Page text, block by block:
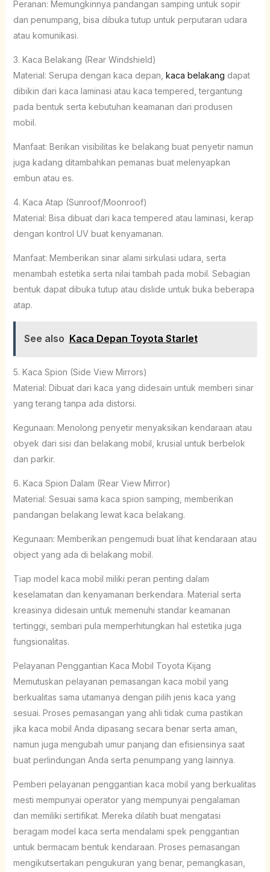
Peranan: Memungkinnya pandangan samping untuk sopir
dan penumpang, bisa dibuka tutup untuk perputaran udara
atau komunikasi.
3. Kaca Belakang (Rear Windshield)
Material: Serupa dengan kaca depan, kaca belakang dapat
dibikin dari kaca laminasi atau kaca tempered, tergantung
pada bentuk serta kebutuhan keamanan dari produsen
mobil.
Manfaat: Berikan visibilitas ke belakang buat penyetir namun
juga kadang ditambahkan pemanas buat melenyapkan
embun atau es.
4. Kaca Atap (Sunroof/Moonroof)
Material: Bisa dibuat dari kaca tempered atau laminasi, kerap
dengan kontrol UV buat kenyamanan.
Manfaat: Memberikan sinar alami sirkulasi udara, serta
menambah estetika serta nilai tambah pada mobil. Sebagian
bentuk dapat dibuka tutup atau dislide untuk buka beberapa
atap.
See also Kaca Depan Toyota Starlet
5. Kaca Spion (Side View Mirrors)
Material: Dibuat dari kaca yang didesain untuk memberi sinar
yang terang tanpa ada distorsi.
Kegunaan: Menolong penyetir menyaksikan kendaraan atau
obyek dari sisi dan belakang mobil, krusial untuk berbelok
dan parkir.
6. Kaca Spion Dalam (Rear View Mirror)
Material: Sesuai sama kaca spion samping, memberikan
pandangan belakang lewat kaca belakang.
Kegunaan: Memberikan pengemudi buat lihat kendaraan atau
object yang ada di belakang mobil.
Tiap model kaca mobil miliki peran penting dalam
keselamatan dan kenyamanan berkendara. Material serta
kreasinya didesain untuk memenuhi standar keamanan
tertinggi, sembari pula memperhitungkan hal estetika juga
fungsionalitas.
Pelayanan Penggantian Kaca Mobil Toyota Kijang
Memutuskan pelayanan pemasangan kaca mobil yang
berkualitas sama utamanya dengan pilih jenis kaca yang
sesuai. Proses pemasangan yang ahli tidak cuma pastikan
jika kaca mobil Anda dipasang secara benar serta aman,
namun juga mengubah umur panjang dan efisiensinya saat
buat perlindungan Anda serta penumpang yang lainnya.
Pemberi pelayanan penggantian kaca mobil yang berkualitas
mesti mempunyai operator yang mempunyai pengalaman
dan memiliki sertifikat. Mereka dilatih buat mengatasi
beragam model kaca serta mendalami spek penggantian
untuk bermacam bentuk kendaraan. Proses pemasangan
mengikutsertakan pengukuran yang benar, pemangkasan,